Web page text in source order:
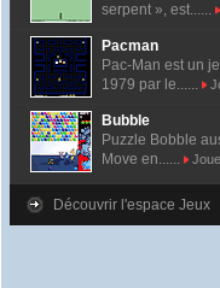
serpent », est......
Pacman
Pac-Man est un
1979 par le......
Bubble
Puzzle Bobble
Move en......
Découvrir l'espace Jeux